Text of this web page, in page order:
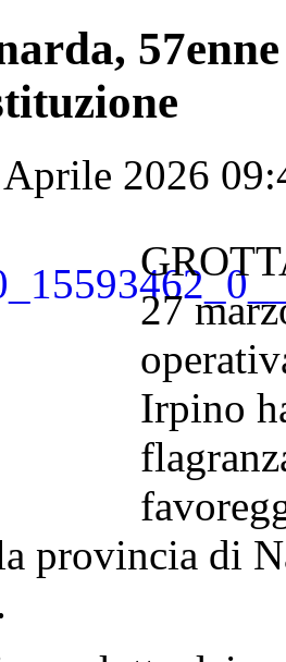
Aprile 2026
27
Irpino
provincia di